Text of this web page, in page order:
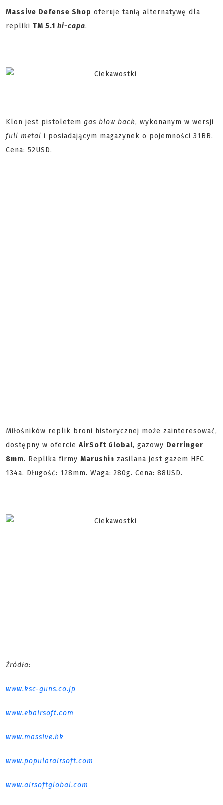
Massive Defense Shop oferuje tanią alternatywę dla
repliki TM 5.1 hi-capa.
Klon jest pistoletem gas blow back, wykonanym w wersji
full metal i posiadającym magazynek o pojemności 31BB.
Cena: 52USD.
Miłośników replik broni historycznej może zainteresować,
dostępny w ofercie AirSoft Global, gazowy Derringer
8mm. Replika firmy Marushin zasilana jest gazem HFC
134a. Długość: 128mm. Waga: 280g. Cena: 88USD.
Źródła:
www.ksc-guns.co.jp
www.ebairsoft.com
www.massive.hk
www.popularairsoft.com
www.airsoftglobal.com